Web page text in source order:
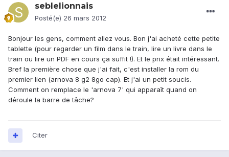
seblelionnais
Posté(e) 26 mars 2012
Bonjour les gens, comment allez vous. Bon j'ai acheté cette petite
tablette (pour regarder un film dans le train, lire un livre dans le
train ou lire un PDF en cours ça suffit !). Et le prix était intéressant.
Bref la première chose que j'ai fait, c'est installer la rom du
premier lien (arnova 8 g2 8go cap). Et j'ai un petit soucis.
Comment on remplace le 'arnova 7' qui apparaît quand on
déroule la barre de tâche?
Citer